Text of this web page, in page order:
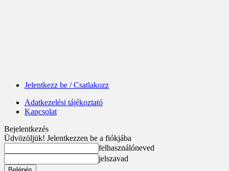
Jelentkezz be / Csatlakozz
Adatkezelési tájékoztató
Kapcsolat
Bejelentkezés
Üdvözöljük! Jelentkezzen be a fiókjába
felhasználóneved
jelszavad